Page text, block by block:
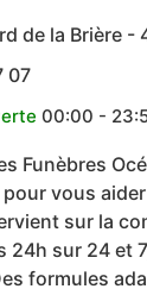
de la Brière -
07
00:00 -
Funèbres
vous aider
sur la
24h sur 24 et
formules